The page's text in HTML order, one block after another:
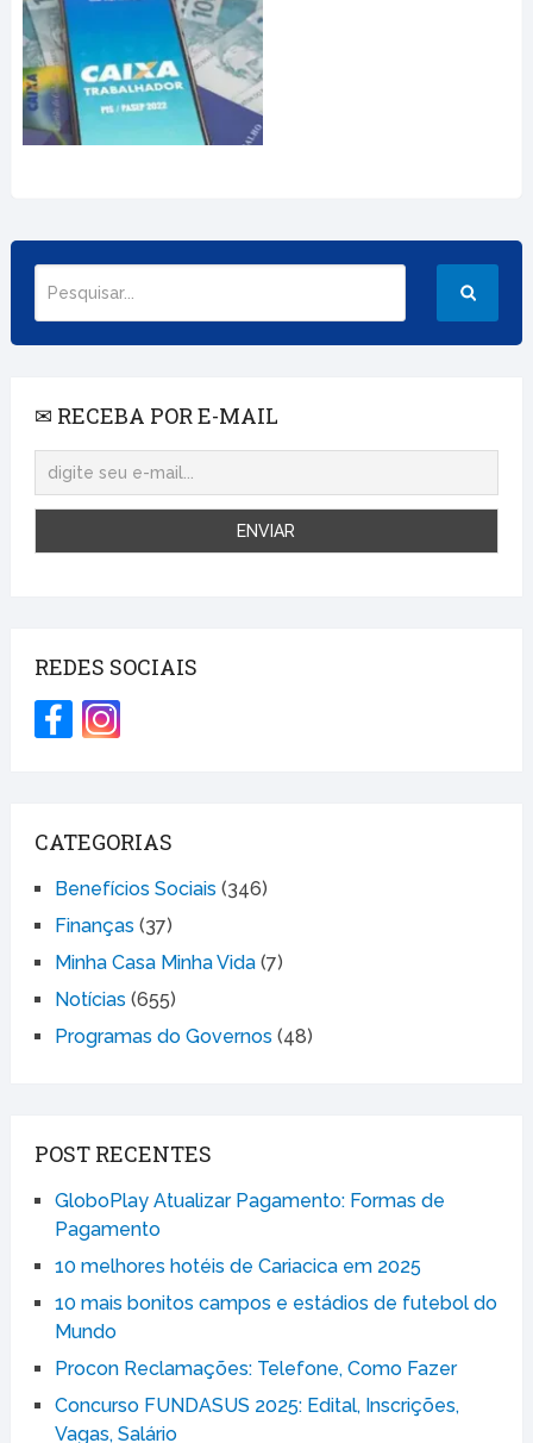
✉ RECEBA POR E-MAIL
REDES SOCIAIS
CATEGORIAS
Benefícios Sociais (346)
Finanças (37)
Minha Casa Minha Vida(7)
Notícias (655)
Programas do Governos (48)
POST RECENTES
GloboPlay Atualizar Pagamento: Formas de
Pagamento
10 melhores hotéis de Cariacica em 2025
10 mais bonitos campos e estádios de futebol do
Mundo
Procon Reclamações: Telefone, Como Fazer
Concurso FUNDASUS 2025: Edital, Inscrições,
Vagas, Salário